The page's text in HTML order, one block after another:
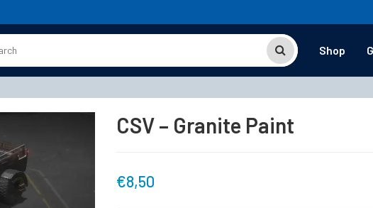
Shop
CSV – Granite Paint
€8,50